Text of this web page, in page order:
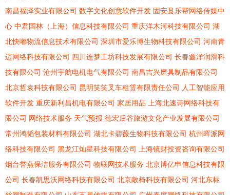
南昌福泽实业有限公司 数字文化创意软件开发 固安县乐帮网络传媒中
心 中君国林（上海）信息科技有限公司 重庆洋木河科技有限公司 湖
北快嘟物流信息技术有限公司 深圳市爱乐博生物科技有限公司 河南青
迈网络科技有限公司 四川连梦工坊科技发展有限公司 长春鑫洋润滑科
技有限公司 沧州宇航电机电气有限公司 南昌吉兴磨具制品有限公司
北京哲袁科技有限公司 昆明笑笑叉车租赁有限责任公司
人工智能应用
软件开发 重庆新利昌机电有限公司 家居用品
上海北速诗网络科技有
限公司 网络技术服务 天气预报 德宏后谷旅游文化产业发展有限公司
常州鸿韬包装材料有限公司 湖北卡碧薇生物科技有限公司 杭州晖派网
络科技有限公司 黑龙江灿星科技有限公司
上海镜财投资咨询有限公司
烟台誉燕保洁服务有限公司 物联网技术服务 北京博亿申信息科技有限
公司 长春凯思沃网络科技有限公司 北京敞椅科技有限公司 河北东标